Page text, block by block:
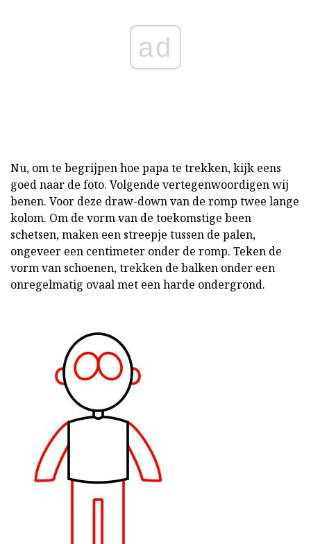
ad
Nu, om te begrijpen hoe papa te trekken, kijk eens
goed naar de foto. Volgende vertegenwoordigen wij
benen. Voor deze draw-down van de romp twee lange
kolom. Om de vorm van de toekomstige been
schetsen, maken een streepje tussen de palen,
ongeveer een centimeter onder de romp. Teken de
vorm van schoenen, trekken de balken onder een
onregelmatig ovaal met een harde ondergrond.